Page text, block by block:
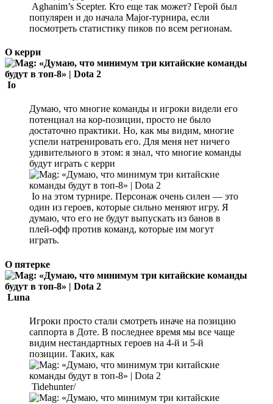
Aghanim’s Scepter. Кто еще так может? Герой был
популярен и до начала Major-турнира, если
посмотреть статистику пиков по всем регионам.
О керри
Io
Думаю, что многие команды и игроки видели его
потенциал на кор-позиции, просто не было
достаточно практики. Но, как мы видим, многие
успели натренировать его. Для меня нет ничего
удивительного в этом: я знал, что многие команды
будут играть с керри
Io на этом турнире. Персонаж очень силен — это
один из героев, которые сильно меняют игру. Я
думаю, что его не будут выпускать из банов в
плей-офф против команд, которые им могут
играть.
О пятерке
Luna
Игроки просто стали смотреть иначе на позицию
саппорта в Доте. В последнее время мы все чаще
видим нестандартных героев на 4-й и 5-й
позиции. Таких, как
Tidehunter/